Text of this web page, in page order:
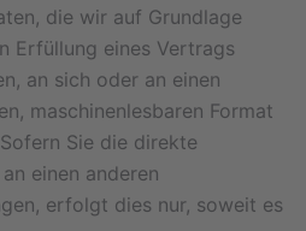
die wir auf Grundlage
Erfüllung eines Vertrags
an sich oder an einen
maschinenlesbaren Format
Sie die direkte
einen anderen
erfolgt dies nur, soweit es